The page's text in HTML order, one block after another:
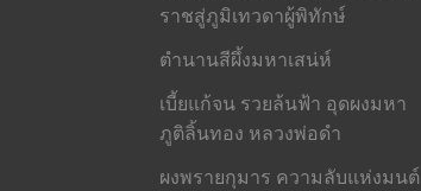
ราชสู่ภูมิเทวดาผู้พิทักษ์
ตำนานสีผึ้งมหาเสน่ห์
เบี้ยแก้จน รวยล้นฟ้า อุดผงมหา
ภูติลิ้นทอง หลวงพ่อดำ
ผงพรายกุมาร ความลับแห่งมนต์